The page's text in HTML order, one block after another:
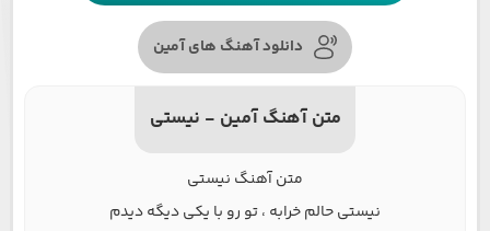
دانلود آهنگ های آمین
متن آهنگ آمین - نیستی
متن آهنگ نیستی
نیستی حالم خرابه ، تو رو با یکی دیگه دیدم